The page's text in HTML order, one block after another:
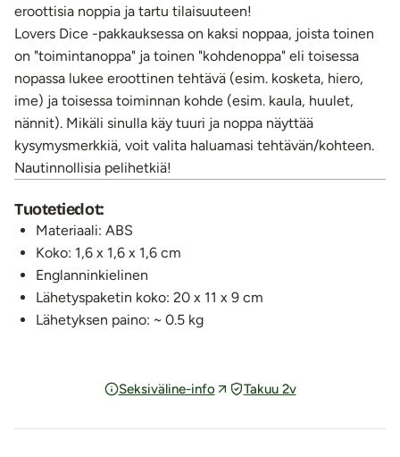
eroottisia noppia ja tartu tilaisuuteen!
Lovers Dice -pakkauksessa on kaksi noppaa, joista toinen
on "toimintanoppa" ja toinen "kohdenoppa" eli toisessa
nopassa lukee eroottinen tehtävä (esim. kosketa, hiero,
ime) ja toisessa toiminnan kohde (esim. kaula, huulet,
nännit). Mikäli sinulla käy tuuri ja noppa näyttää
kysymysmerkkiä, voit valita haluamasi tehtävän/kohteen.
Nautinnollisia pelihetkiä!
Tuotetiedot:
Materiaali: ABS
Koko: 1,6 x 1,6 x 1,6 cm
Englanninkielinen
Lähetyspaketin koko: 20 x 11 x 9 cm
Lähetyksen paino: ~ 0.5 kg
Seksiväline-info Takuu 2v